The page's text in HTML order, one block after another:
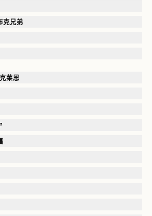
克兄弟
莱恩